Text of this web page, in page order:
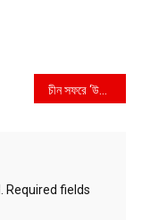
Required fields